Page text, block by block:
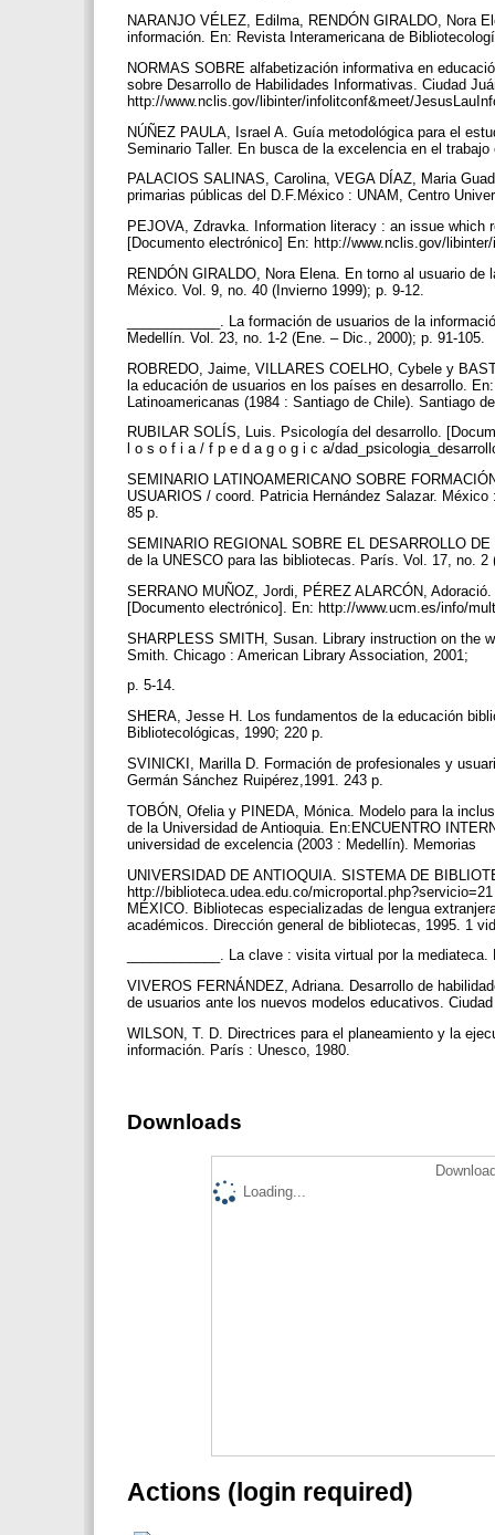
NARANJO VÉLEZ, Edilma, RENDÓN GIRALDO, Nora
información. En: Revista Interamericana de
NORMAS SOBRE alfabetización informativa en
sobre Desarrollo de Habilidades Informativas. Ciudad
http://www.nclis.gov/libinter/infolitconf&meet/
NÚÑEZ PAULA, Israel A. Guía metodológica para el
Seminario Taller. En busca de la excelencia en el
PALACIOS SALINAS, Carolina, VEGA DÍAZ, Maria
primarias públicas del D.F.México : UNAM, Centro
PEJOVA, Zdravka. Information literacy : an issue
[Documento electrónico] En: http://www.nclis.gov/
RENDÓN GIRALDO, Nora Elena. En torno al usuario
México. Vol. 9, no. 40 (Invierno 1999); p. 9-12.
____________. La formación de usuarios de la
Medellín. Vol. 23, no. 1-2 (Ene. – Dic., 2000); p. 91-105.
ROBREDO, Jaime, VILLARES COELHO, Cybele y
la educación de usuarios en los países en desarrollo.
Latinoamericanas (1984 : Santiago de Chile). Santiago
RUBILAR SOLÍS, Luis. Psicología del desarrollo.
l o s o f i a / f p e d a g o g i c a/
SEMINARIO LATINOAMERICANO SOBRE
USUARIOS / coord. Patricia Hernández Salazar.
85 p.
SEMINARIO REGIONAL SOBRE EL DESARROLLO
de la UNESCO para las bibliotecas. París. Vol. 17, no. 2
SERRANO MUÑOZ, Jordi, PÉREZ ALARCÓN,
[Documento electrónico]. En: http://www.ucm.es/info/
SHARPLESS SMITH, Susan. Library instruction on the
Smith. Chicago : American Library Association, 2001;
p. 5-14.
SHERA, Jesse H. Los fundamentos de la educación
Bibliotecológicas, 1990; 220 p.
SVINICKI, Marilla D. Formación de profesionales y
Germán Sánchez Ruipérez,1991. 243 p.
TOBÓN, Ofelia y PINEDA, Mónica. Modelo para la
de la Universidad de Antioquia. En:ENCUENTRO
universidad de excelencia (2003 : Medellín). Memorias
UNIVERSIDAD DE ANTIOQUIA. SISTEMA DE
http://biblioteca.udea.edu.co/
MÉXICO. Bibliotecas especializadas de lengua
académicos. Dirección general de bibliotecas, 1995. 1
____________. La clave : visita virtual por la
VIVEROS FERNÁNDEZ, Adriana. Desarrollo de
de usuarios ante los nuevos modelos educativos.
WILSON, T. D. Directrices para el planeamiento y la
información. París : Unesco, 1980.
Downloads
Loading...
Actions (login required)